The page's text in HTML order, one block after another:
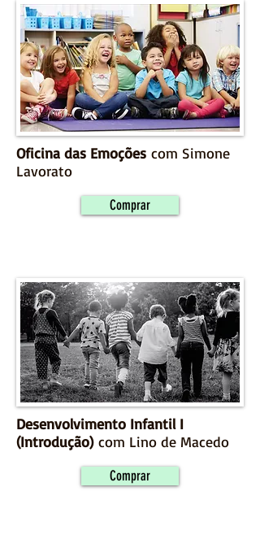
Oficina das Emoções com Simone
Lavorato
Comprar
Desenvolvimento Infantil I
(Introdução) com Lino de Macedo
Comprar